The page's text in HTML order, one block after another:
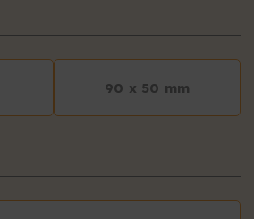
90 x 50 mm